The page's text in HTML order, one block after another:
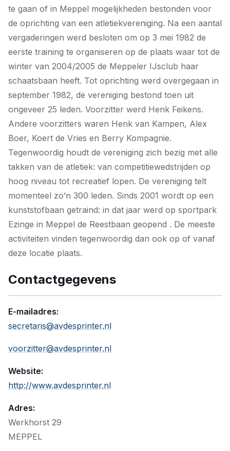
te gaan of in Meppel mogelijkheden bestonden voor
de oprichting van een atletiekvereniging. Na een aantal
vergaderingen werd besloten om op 3 mei 1982 de
eerste training te organiseren op de plaats waar tot de
winter van 2004/2005 de Meppeler IJsclub haar
schaatsbaan heeft. Tot oprichting werd overgegaan in
september 1982, de vereniging bestond toen uit
ongeveer 25 leden. Voorzitter werd Henk Feikens.
Andere voorzitters waren Henk van Kampen, Alex
Boer, Koert de Vries en Berry Kompagnie.
Tegenwoordig houdt de vereniging zich bezig met alle
takken van de atletiek: van competitiewedstrijden op
hoog niveau tot recreatief lopen. De vereniging telt
momenteel zo’n 300 leden. Sinds 2001 wordt op een
kunststofbaan getraind: in dat jaar werd op sportpark
Ezinge in Meppel de Reestbaan geopend . De meeste
activiteiten vinden tegenwoordig dan ook op of vanaf
deze locatie plaats.
Contactgegevens
E-mailadres:
secretaris@avdesprinter.nl
voorzitter@avdesprinter.nl
Website:
http://www.avdesprinter.nl
Adres:
Werkhorst 29
MEPPEL